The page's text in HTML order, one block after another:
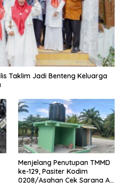
Taklim Jadi Benteng Keluarga
Menjelang Penutupan TMMD
ke-129, Pasiter Kodim
0208/Asahan Cek Sarana Air